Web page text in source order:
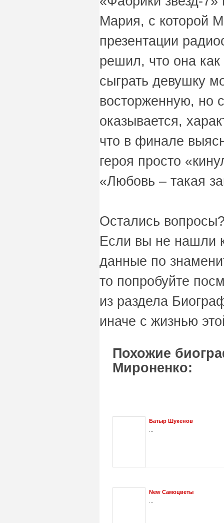
Мария, с которой
презентации
решил, что она как
сыграть девушку
восторженную, но
оказывается,
что в финале
героя просто
«Любовь – такая
Остались
Если вы не нашли
данные по
то попробуйте
из раздела
иначе с жизнью
Похожие
Мироненко:
Батыр Шукенов
New Самоцветы